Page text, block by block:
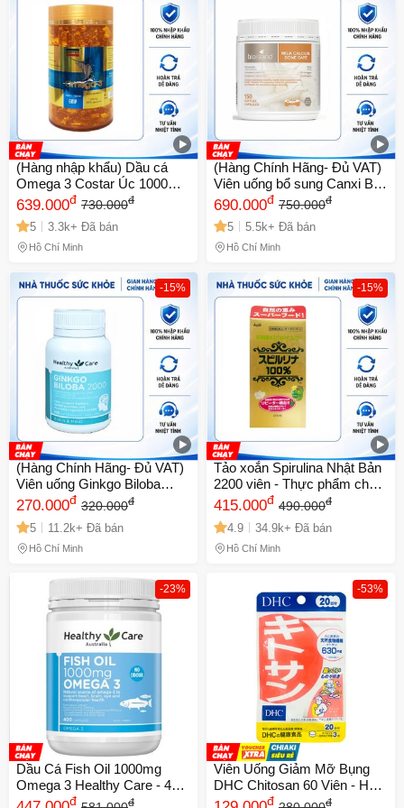
(Hàng nhập khẩu) Dầu cá
Omega 3 Costar Úc 1000mg
của Úc
639.000đ 730.000đ
5 3.3k+ Đã bán
Hồ Chí Minh
(Hàng Chính Hãng- Đủ VAT)
Viên uống bổ sung Canxi Bio
Island Milk Calcium Bone
Care 150 viên - Hỗ trợ sức
khỏe xương và răng chắc
khỏe với vitamin D3, K2.
690.000đ 750.000đ
5 5.5k+ Đã bán
Hồ Chí Minh
-15%
(Hàng Chính Hãng- Đủ VAT)
Viên uống Ginkgo Biloba
Healthy Care 2000mg Úc -
Hỗ trợ tuần hoàn não, cải
thiện trí nhớ và khả năng tập
trung, bảo vệ sức khỏe toàn
270.000đ 320.000đ
5 11.2k+ Đã bán
Hồ Chí Minh
-15%
Tảo xoắn Spirulina Nhật Bản
2200 viên - Thực phẩm chức
năng dinh dưỡng cao cho
sức khỏe, hỗ trợ làm đẹp và
tăng cường sức đề kháng
415.000đ 490.000đ
4.9 34.9k+ Đã bán
Hồ Chí Minh
-23%
Dầu Cá Fish Oil 1000mg
Omega 3 Healthy Care - 400
Viên Hỗ Trợ Tim Mạch và
đ đ
-53%
Viên Uống Giảm Mỡ Bụng
DHC Chitosan 60 Viên - Hỗ
Trợ Giảm Cân Tự Nhiên,
đ đ